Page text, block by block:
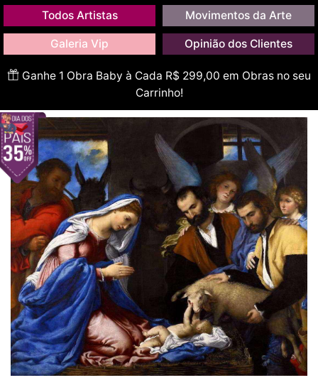
Todos Artistas Movimentos da Arte
Galeria Vip Opinião dos Clientes
Ganhe 1 Obra Baby à Cada R$ 299,00 em Obras no seu
Carrinho!